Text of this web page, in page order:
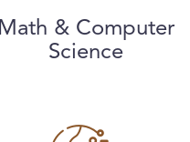
Math & Computer
Science